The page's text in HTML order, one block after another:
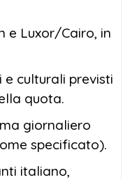
e Luxor/Cairo, in
e culturali previsti
quota.
giornaliero
specificato).
italiano,